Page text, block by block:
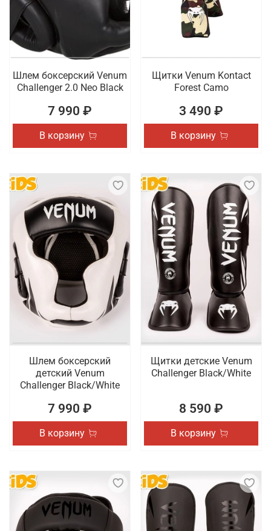
Шлем боксерский Venum
Challenger 2.0 Neo Black
7 990 ₽
В корзину
Щитки Venum Kontact
Forest Camo
3 490 ₽
В корзину
Шлем боксерский
детский Venum
Challenger Black/White
7 990 ₽
В корзину
Щитки детские Venum
Challenger Black/White
8 590 ₽
В корзину